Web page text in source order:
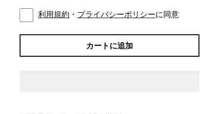
利用規約 ・ プライバシーポリシーに同意
カートに追加